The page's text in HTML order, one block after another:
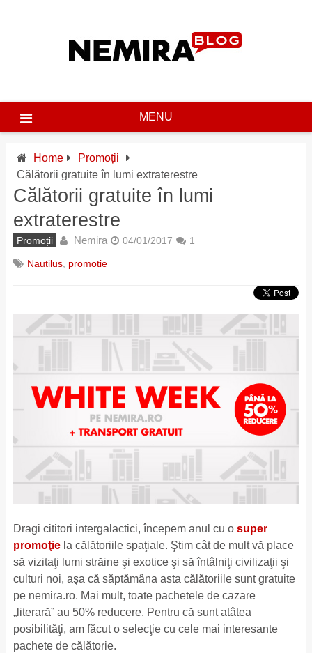
MENU
Home
Promoții
Călătorii gratuite în lumi extraterestre
Călătorii gratuite în lumi
extraterestre
Promoții Nemira 04/01/2017 1
Nautilus, promotie
Dragi cititori intergalactici, începem anul cu o super
promoţiela călătoriile spaţiale. Ştim cât de mult vă place
să vizitaţi lumi străine şi exotice şi să întâlniţi civilizaţii şi
culturi noi, aşa că săptămâna asta călătoriile sunt gratuite
pe nemira.ro. Mai mult, toate pachetele de cazare
„literară” au 50% reducere. Pentru că sunt atâtea
posibilităţi, am făcut o selecţie cu cele mai interesante
pachete de călătorie.